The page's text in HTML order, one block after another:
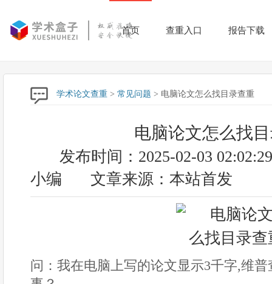
首页 查重入口 报告下载
学术论文查重 > 常见问题 > 电脑论文怎么找目录查重
电脑论文怎么找
发布时间：2025-02-03 02:02:29
小编
文章来源：本站首发
问：我在电脑上写的论文显示3千字,维